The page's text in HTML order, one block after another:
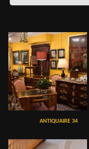
ANTIQUAIRE 34